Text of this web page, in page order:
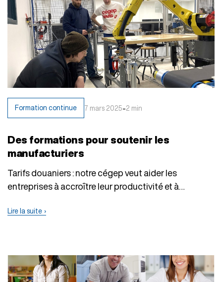
Formation continue 7 mars 2025-2 min
Des formations pour soutenir les
manufacturiers
Tarifs douaniers : notre cégep veut aider les
entreprises à accroître leur productivité et à…
Lire la suite